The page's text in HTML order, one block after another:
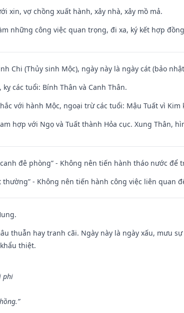
xin, vợ chồng xuất hành, xây nhà, xây mồ mả.
những công việc quan trọng, đi xa, ký kết hợp
Chi (Thủy sinh Mộc), ngày này là ngày cát (bảo
các tuổi: Bính Thân và Canh Thân.
với hành Mộc, ngoại trừ các tuổi: Mậu Tuất vì Kim
hợp với Ngọ và Tuất thành Hỏa cục. Xung Thân,
đê phòng” - Không nên tiến hành tháo nước để
thường” - Không nên tiến hành công việc liên quan
thuẫn hay tranh cãi. Ngày này là ngày xấu, mưu
thiệt.
phi